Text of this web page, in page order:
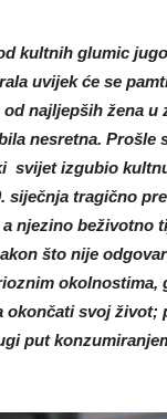
kultnih glumic
uvijek će se
najljepših žena u
nesretna. Prošle
svijet izgubio
siječnja tragično
njezino beživotno
što nije
okolnostima,
okončati svoj život;
put